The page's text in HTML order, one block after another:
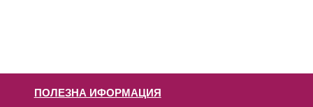
ПОЛЕЗНА ИФОРМАЦИЯ